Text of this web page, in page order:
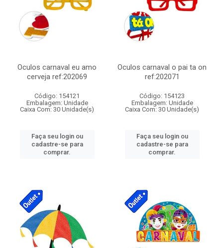
Oculos carnaval eu amo
cerveja ref:202069
Código: 154121
Embalagem: Unidade
Caixa Com: 30 Unidade(s)
Faça seu login ou
cadastre-se para
comprar.
Oculos carnaval o pai ta on
ref:202071
Código: 154123
Embalagem: Unidade
Caixa Com: 30 Unidade(s)
Faça seu login ou
cadastre-se para
comprar.